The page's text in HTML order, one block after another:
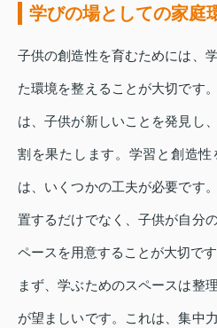
学びの場としての家庭
子供の創造性を育むためには、
た環境を整えることが大切です
は、子供が新しいことを発見し
割を果たします。学習と創造
は、いくつかの工夫が必要です
置するだけでなく、子供が自分
ペースを用意することが大切です
まず、学ぶためのスペースは整
が望ましいです。これは、集中